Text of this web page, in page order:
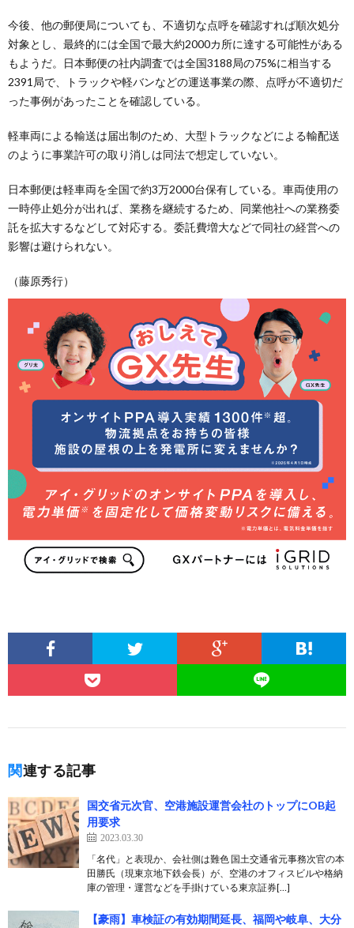
今後、他の郵便局についても、不適切な点呼を確認すれば順次処分
対象とし、最終的には全国で最大約2000カ所に達する可能性がある
もようだ。日本郵便の社内調査では全国3188局の75%に相当する
2391局で、トラックや軽バンなどの運送事業の際、点呼が不適切だ
った事例があったことを確認している。
軽車両による輸送は届出制のため、大型トラックなどによる輸配送
のように事業許可の取り消しは同法で想定していない。
日本郵便は軽車両を全国で約3万2000台保有している。車両使用の
一時停止処分が出れば、業務を継続するため、同業他社への業務委
託を拡大するなどして対応する。委託費増大などで同社の経営への
影響は避けられない。
（藤原秀行）
関連する記事
国交省元次官、空港施設運営会社のトップにOB起
用要求
2023.03.30
「名代」と表現か、会社側は難色 国土交通省元事務次官の本
田勝氏（現東京地下鉄会長）が、空港のオフィスビルや格納
庫の管理・運営などを手掛けている東京証券[…]
【豪雨】車検証の有効期間延長、福岡や岐阜、大分